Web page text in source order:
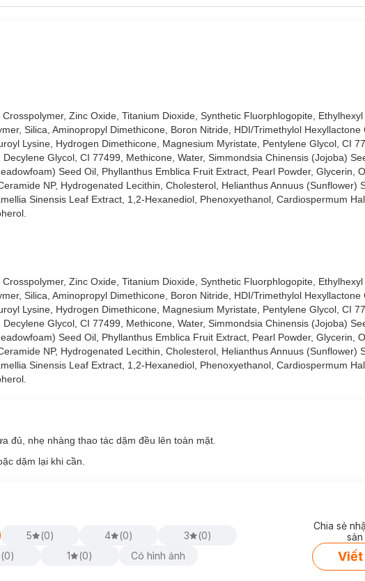
UV Pressed Powder SPF50+ PA++++:
kết hợp màng lọc vật lý & hóa học, bảo vệ da tối ưu, đã được kiểm chứng.
cho bề mặt da mịn màng. Hạt phấn siêu mịn, chống nước, hạn chế trội nền.
da:Không chứa TALC, nhẹ dịu cho mọi loại da. Bổ sung chiết xuất dầu hạt
đóng nam châm tiện lợi. Nhỏ gọn, dễ mang theo dặm lại mọi lúc.
UV Pressed Powder SPF50+ PA++++:
hoặc ẩm ướt.
dùng
Zinc Oxide, Titanium Dioxide, Synthetic Fluorphlogopite, Ethylhexyl
Silica, Aminopropyl Dimethicone, Boron Nitride, HDI/Trimethylol Hexyllactone
Lysine, Hydrogen Dimethicone, Magnesium Myristate, Pentylene Glycol, CI
Glycol, CI 77499, Methicone, Water, Simmondsia Chinensis (Jojoba)
Seed Oil, Phyllanthus Emblica Fruit Extract, Pearl Powder, Glycerin,
NP, Hydrogenated Lecithin, Cholesterol, Helianthus Annuus (Sunflower)
Sinensis Leaf Extract, 1,2-Hexanediol, Phenoxyethanol, Cardiospermum
Zinc Oxide, Titanium Dioxide, Synthetic Fluorphlogopite, Ethylhexyl
Silica, Aminopropyl Dimethicone, Boron Nitride, HDI/Trimethylol Hexyllactone
Lysine, Hydrogen Dimethicone, Magnesium Myristate, Pentylene Glycol, CI
Glycol, CI 77499, Methicone, Water, Simmondsia Chinensis (Jojoba)
Seed Oil, Phyllanthus Emblica Fruit Extract, Pearl Powder, Glycerin,
NP, Hydrogenated Lecithin, Cholesterol, Helianthus Annuus (Sunflower)
Sinensis Leaf Extract, 1,2-Hexanediol, Phenoxyethanol, Cardiospermum
đủ, nhẹ nhàng thao tác dặm đều lên toàn mặt.
dặm lại khi cần.
5 (0) 4 (0) 3 (0)
(0) 1 (0) Có hình ảnh
Chia sẻ
Viết